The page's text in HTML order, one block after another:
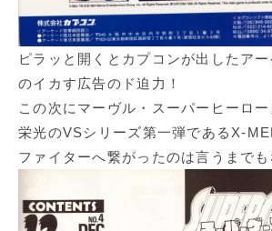
ピラッと開くとカプコンが出したア
のイカす広告のド迫力！
この次にマーヴル・スーパーヒーロー
栄光のVSシリーズ第一弾であるX-
ファイターへ繋がったのは言うまでも